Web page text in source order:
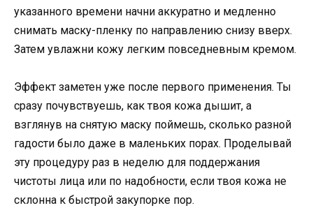
указанного времени начни аккуратно и медленно
снимать маску-пленку по направлению снизу вверх.
Затем увлажни кожу легким повседневным кремом.
Эффект заметен уже после первого применения. Ты
сразу почувствуешь, как твоя кожа дышит, а
взглянув на снятую маску поймешь, сколько разной
гадости было даже в маленьких порах. Проделывай
эту процедуру раз в неделю для поддержания
чистоты лица или по надобности, если твоя кожа не
склонна к быстрой закупорке пор.